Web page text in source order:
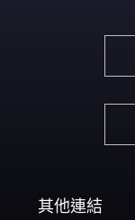
其他連結